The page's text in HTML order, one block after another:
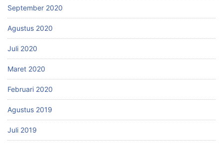
September 2020
Agustus 2020
Juli 2020
Maret 2020
Februari 2020
Agustus 2019
Juli 2019